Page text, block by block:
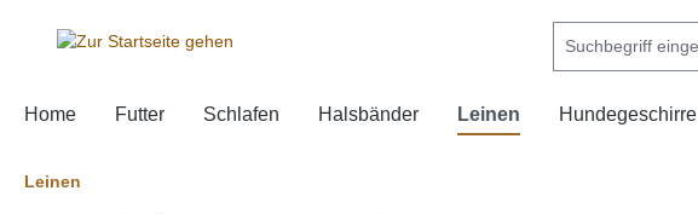
Home Futter Schlafen Halsbänder Leinen Hundegeschirre
Leinen